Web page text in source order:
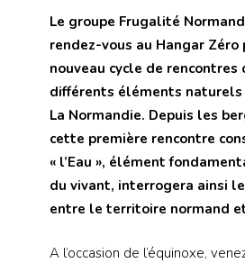
Le groupe Frugalité
rendez-vous au Hangar Zéro
nouveau cycle de rencontres
différents éléments naturels
La Normandie. Depuis les
cette première rencontre
« l’Eau », élément
du vivant, interrogera ainsi
entre le territoire normand
A l’occasion de l’équinoxe,